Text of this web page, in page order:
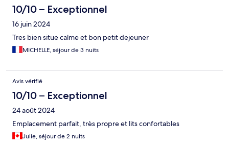
10/10 – Exceptionnel
16 juin 2024
Tres bien situe calme et bon petit dejeuner
MICHELLE, séjour de 3 nuits
Avis vérifié
10/10 – Exceptionnel
24 août 2024
Emplacement parfait, très propre et lits confortables
Julie, séjour de 2 nuits